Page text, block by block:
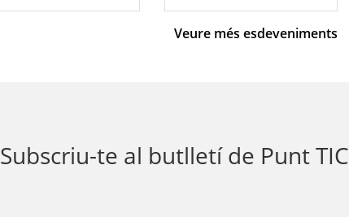
Veure més esdeveniments
Subscriu-te al butlletí de Punt TIC